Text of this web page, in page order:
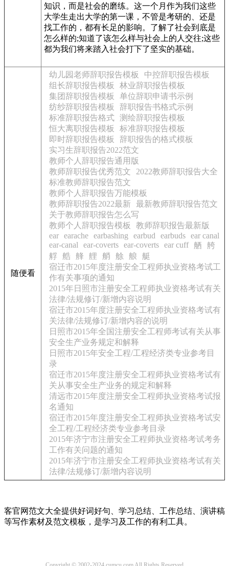
知识，而是社会的磨练。这一个月作为我们这些
大学生走出大学的第一课，不管是考研的、还是
找工作的，都有长足的影响。了解了社会到底是
怎么样的;知道了该怎么样与社会上的人交往;这些
都为我们将来踏入社会打下了坚实的基础。
随便看
幼儿园老师辞职报告模板
中控辞职报告模板
组长辞职报告模板
林业辞职报告模板
集团辞职报告模板
单位辞职申请书示例
纺纱辞职报告模板
辞职报告书格式示例
标准辞职报告格式 测绘辞职报告模板
恒大离职报告模板
标准辞职报告模板
即时辞职报告模板
辞职报告的格式模板
实习生辞职报告2022范文
教师个人辞职报告通用版
教师辞职报告优秀范文
2022教师辞职报告大全
标准教师辞职报告范文
教师个人辞职报告万能模板
教师辞职报告2022最新
最新教师辞职报告范文
关于教师辞职报告怎么写
教师个人辞职报告模板
教师辞职报告最新版
ear earache earbashing earbud earbuds ear canal
ear-canal
ear-coverts ear-coverts ear cuff 舾
舿
艀
艁 艂 艃 艄 艅 艆
艇
宿迁市2015年度注册安全工程师执业资格考试工
作有关事项的通知
2015年日照市注册安全工程师执业资格考试有关
法律/法规修订/新增内容说明
宿迁市2015年度注册安全工程师执业资格考试有
关法律/法规修订/新增内容的说明
日照市2015年全国注册安全工程师考试有关从事
安全生产业务规定和解释
日照市2015年安全工程/工程经济类专业参考目
录
宿迁市2015年度注册安全工程师执业资格考试有
关从事安全生产业务的规定和解释
清远市2015年度注册安全工程师执业资格考试报
名通知
宿迁市2015年度注册安全工程师执业资格考试安
全工程/工程经济类专业参考目录
2015年济宁市注册安全工程师执业资格考试考务
工作有关问题的通知
2015年济宁市注册安全工程师执业资格考试有关
法律/法规修订/新增内容说明
客官网范文大全提供好词好句、学习总结、工作总结、演讲稿
等写作素材及范文模板，是学习及工作的有利工具。